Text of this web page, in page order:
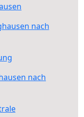
nach
nach